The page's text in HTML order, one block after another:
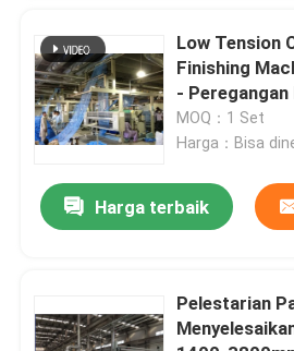
Tentang kami
Kontrol kualitas
Low Tension
Finishing
-
Pengaturan
MOQ：1 Set
Harga：Bisa
Harga terbaik
Pelestarian